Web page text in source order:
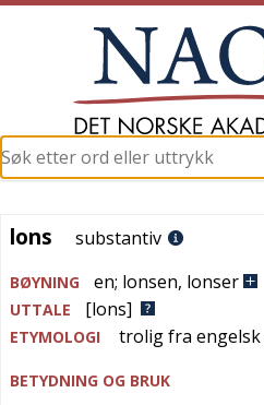
lons
lons substantiv
BØYNING en; lonsen, lonser
UTTALE [lons]
ETYMOLOGI trolig fra engelsk
BETYDNING OG BRUK